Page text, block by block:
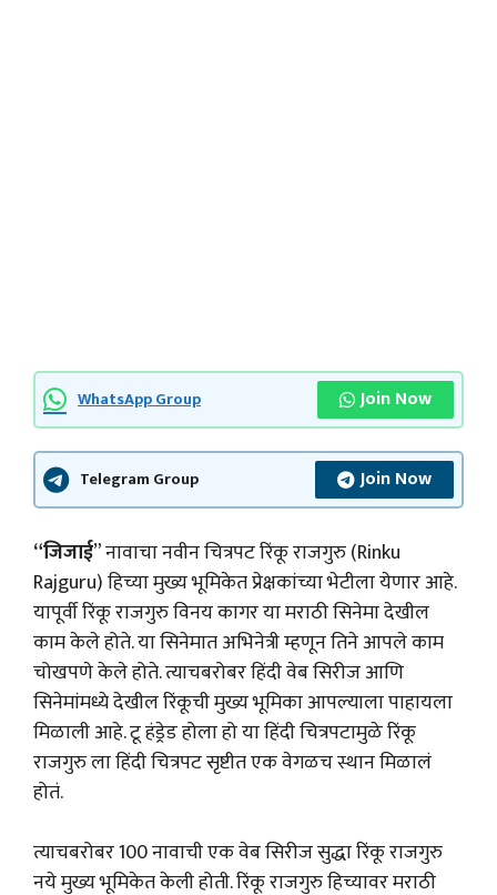
WhatsApp Group Join Now
Telegram Group Join Now
“जिजाई” नावाचा नवीन चित्रपट रिंकू राजगुरु (Rinku
Rajguru) हिच्या मुख्य भूमिकेत प्रेक्षकांच्या भेटीला येणार आहे.
यापूर्वी रिंकू राजगुरु विनय कागर या मराठी सिनेमा देखील
काम केले होते. या सिनेमात अभिनेत्री म्हणून तिने आपले काम
चोखपणे केले होते. त्याचबरोबर हिंदी वेब सिरीज आणि
सिनेमांमध्ये देखील रिंकूची मुख्य भूमिका आपल्याला पाहायला
मिळाली आहे. टू हंड्रेड होला हो या हिंदी चित्रपटामुळे रिंकू
राजगुरु ला हिंदी चित्रपट सृष्टीत एक वेगळच स्थान मिळालं
होतं.
त्याचबरोबर 100 नावाची एक वेब सिरीज सुद्धा रिंकू राजगुरु
नये मुख्य भूमिकेत केली होती. रिंकू राजगुरु हिच्यावर मराठी